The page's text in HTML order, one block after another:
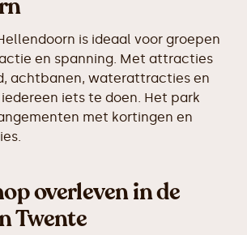
is ideaal voor groepen
en spanning. Met attracties
achtbanen, waterattracties en
iets te doen. Het park
met kortingen en
overleven in de
Twente